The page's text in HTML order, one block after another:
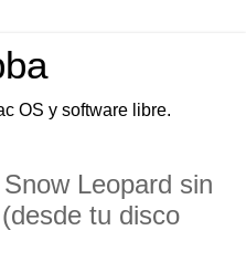
OS y software libre.
Leopard sin
tu disco